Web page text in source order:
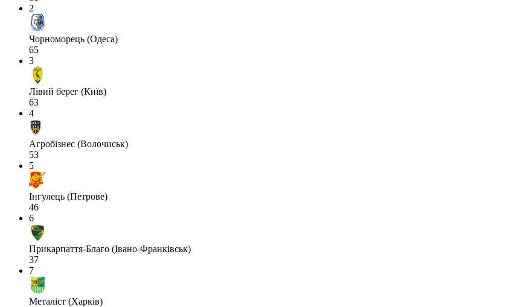
2
Чорноморець (Одеса)
65
3
Лівий берег (Київ)
63
4
Агробізнес (Волочиськ)
53
5
Інгулець (Петрове)
46
6
Прикарпаття-Благо (Івано-Франківськ)
37
7
Металіст (Харків)